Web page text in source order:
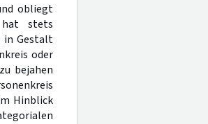
obliegt
stets
in Gestalt
oder
bejahen
Hinblick